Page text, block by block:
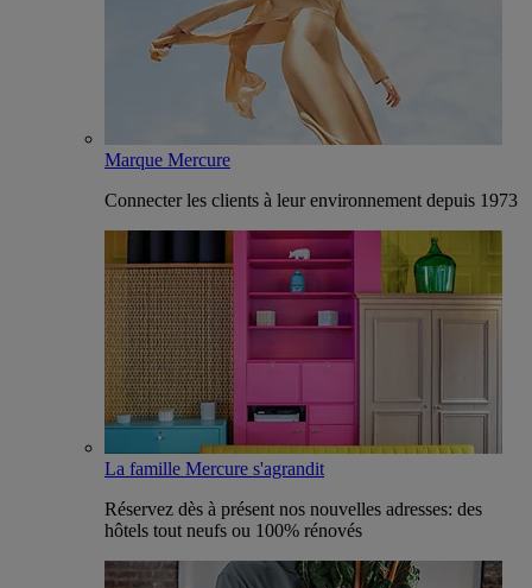
Marque Mercure
Connecter les clients à leur environnement depuis 1973
La famille Mercure s'agrandit
Réservez dès à présent nos nouvelles adresses: des
hôtels tout neufs ou 100% rénovés